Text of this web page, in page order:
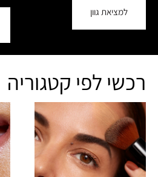
למציאת גוון
רכשי לפי קטגוריה